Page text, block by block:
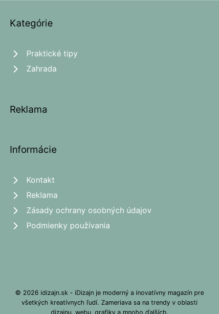
Kategórie
Praktické tipy
Zahrada
Reklama
Informácie
Kontakt
Reklama
Zásady ochrany osobných údajov
Podmienky používania
© 2026 idizajn.sk - iDizajn je moderný a inovatívny magazín pre
všetkých kreatívnych ľudí. Zameriava sa na trendy v oblasti
dizajnu, webu, grafiky a mnoho ďalších.